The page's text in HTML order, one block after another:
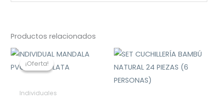
Productos relacionados
¡Oferta!
¡Oferta!
Individuales
El
precio
original
El
actual